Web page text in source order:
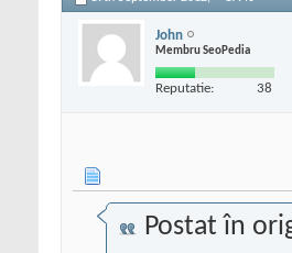
John
Membru SeoPedia
Reputatie: 38
Postat în